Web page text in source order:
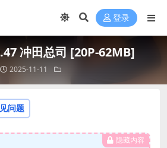
登录
冲田总司 [20P-62MB]
2025-11-11
问题
隐藏内容